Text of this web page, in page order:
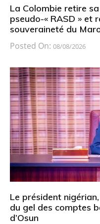
La Colombie retire
pseudo-« RASD » et
souveraineté du
Posted On: 08/08/2026
Le président
du gel des comptes
d’Osun